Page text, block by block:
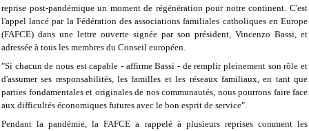
reprise post-pandémique un moment de régénération pour notre continent. C'est
l'appel lancé par la Fédération des associations familiales catholiques en Europe
(FAFCE) dans une lettre ouverte signée par son président, Vincenzo Bassi, et
adressée à tous les membres du Conseil européen.
"Si chacun de nous est capable - affirme Bassi - de remplir pleinement son rôle et
d'assumer ses responsabilités, les familles et les réseaux familiaux, en tant que
parties fondamentales et originales de nos communautés, nous pourrons faire face
aux difficultés économiques futures avec le bon esprit de service".
Pendant la pandémie, la FAFCE a rappelé à plusieurs reprises comment les